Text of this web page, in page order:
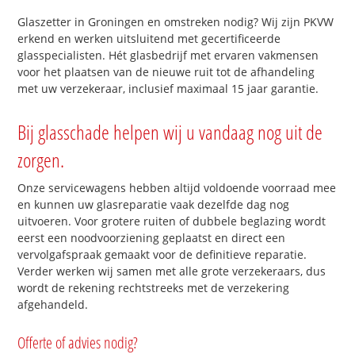
Glaszetter in Groningen en omstreken nodig? Wij zijn PKVW
erkend en werken uitsluitend met gecertificeerde
glasspecialisten. Hét glasbedrijf met ervaren vakmensen
voor het plaatsen van de nieuwe ruit tot de afhandeling
met uw verzekeraar, inclusief maximaal 15 jaar garantie.
Bij glasschade helpen wij u vandaag nog uit de
zorgen.
Onze servicewagens hebben altijd voldoende voorraad mee
en kunnen uw glasreparatie vaak dezelfde dag nog
uitvoeren. Voor grotere ruiten of dubbele beglazing wordt
eerst een noodvoorziening geplaatst en direct een
vervolgafspraak gemaakt voor de definitieve reparatie.
Verder werken wij samen met alle grote verzekeraars, dus
wordt de rekening rechtstreeks met de verzekering
afgehandeld.
Offerte of advies nodig?